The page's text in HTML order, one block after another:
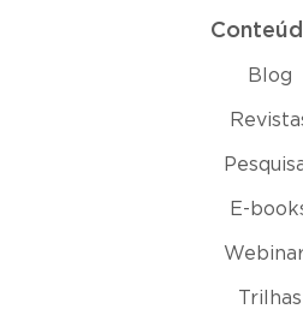
Blog
E-
Trilhas